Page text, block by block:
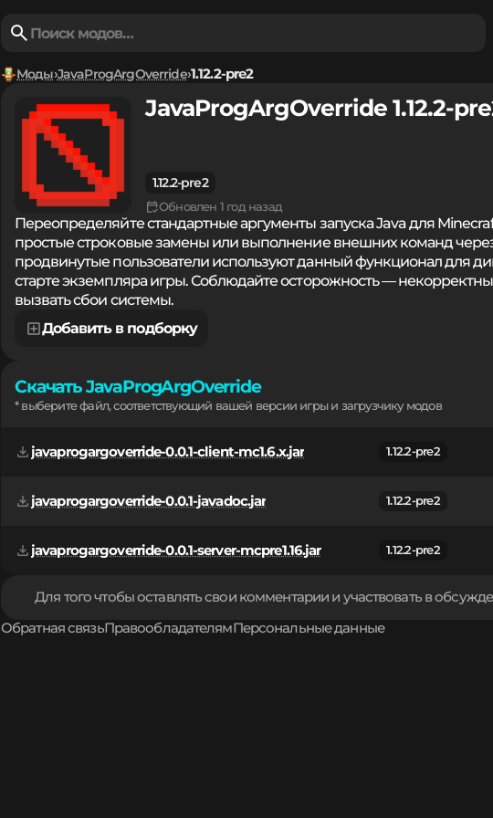
Моды JavaProgArgOverride 1.12.2-pre2
JavaProgArgOverride 1.12.2-
1.12.2-pre2
Обновлен 1 год назад
Переопределяйте стандартные аргументы запуска Java для
простые строковые замены или выполнение внешних команд
продвинутые пользователи используют данный функционал для
старте экземпляра игры. Соблюдайте осторожность —
вызвать сбои системы.
Добавить в подборку
Скачать JavaProgArgOverride
* выберите файл, соответствующий вашей версии игры и загрузчику модов
javaprogargoverride-0.0.1-client-mc1.6.x.jar 1.12.2-pre2
javaprogargoverride-0.0.1-javadoc.jar 1.12.2-pre2
javaprogargoverride-0.0.1-server-mcpre1.16.jar 1.12.2-pre2
Для того чтобы оставлять свои комментарии и участвовать в
Обратная связьПравообладателямПерсональные данные